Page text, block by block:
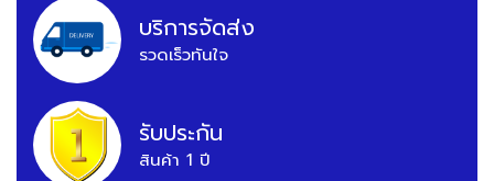
บริการจัดส่ง
รวดเร็วทันใจ
รับประกัน
สินค้า 1 ปี